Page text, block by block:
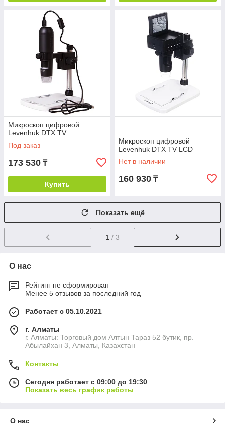
Микроскоп цифровой
Levenhuk DTX TV
Под заказ
173 530 ₸
Купить
Микроскоп цифровой
Levenhuk DTX TV LCD
Нет в наличии
160 930 ₸
Показать ещё
1 / 3
О нас
Рейтинг не сформирован
Менее 5 отзывов за последний год
Работает с 05.10.2021
г. Алматы
г. Алматы: Торговый дом Алтын Тараз 52 бутик, пр.
Абылайхан 3, Алматы, Казахстан
Контакты
Сегодня работает с 09:00 до 19:30
Показать весь график работы
О нас